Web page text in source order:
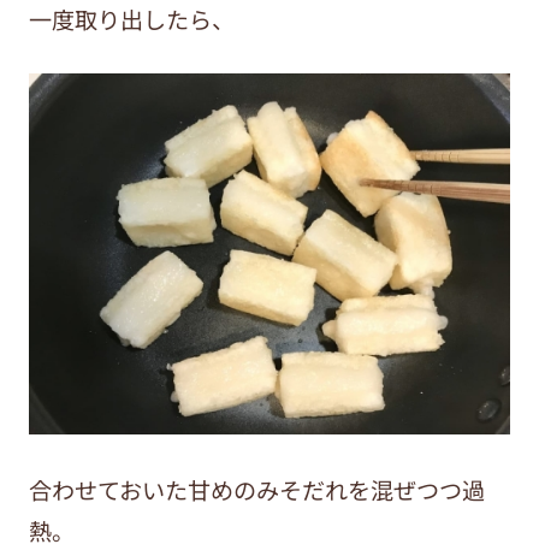
一度取り出したら、
合わせておいた甘めのみそだれを混ぜつつ過
熱。